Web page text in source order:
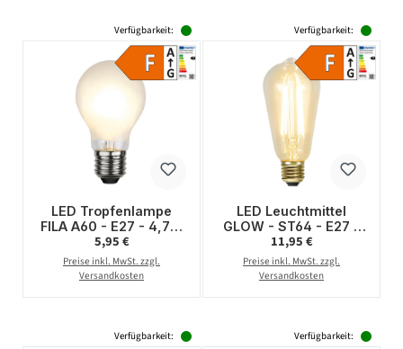
Verfügbarkeit:
LED Tropfenlampe
FILA A60 - E27 - 4,7W
- WW 2700K - 500lm -
gefrostet - dimmbar
Regulärer Preis:
5,95 €
Preise inkl. MwSt. zzgl.
Versandkosten
Verfügbarkeit:
LED Leuchtmittel
GLOW - ST64 - E27 -
3,6W - warmweiss
2100K - 320lm -
dimmbar
Regulärer Preis:
11,95 €
Preise inkl. MwSt. zzgl.
Versandkosten
Verfügbarkeit: Verfügbarkeit: